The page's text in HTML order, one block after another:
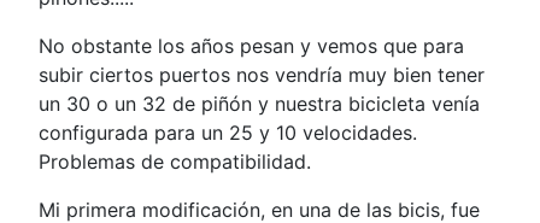
No obstante los años pesan y vemos que para
subir ciertos puertos nos vendría muy bien tener
un 30 o un 32 de piñón y nuestra bicicleta venía
configurada para un 25 y 10 velocidades.
Problemas de compatibilidad.
Mi primera modificación, en una de las bicis, fue